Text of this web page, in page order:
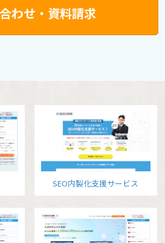
わせ・資料請求
SEO内製化支援サービス